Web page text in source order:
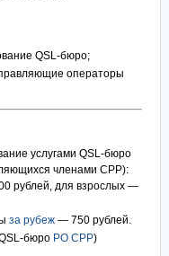
QSL-бюро;
операторы
услугами QSL-бюро
членами СРР):
рублей, для взрослых —
за рубеж— 750 рублей.
бюро РО СРР)